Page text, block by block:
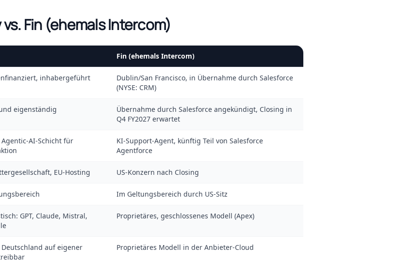
Fin (ehemals Intercom)
Fin (ehemals Intercom)
inhabergeführt
Dublin/San Francisco, in Übernahme durch Salesforce
(NYSE: CRM)
eigenständig
Übernahme durch Salesforce angekündigt, Closing in
Q4 FY2027 erwartet
AI-Schicht für
KI-Support-Agent, künftig Teil von Salesforce
Agentforce
EU-Hosting US-Konzern nach Closing
Im Geltungsbereich durch US-Sitz
GPT, Claude, Mistral,
Proprietäres, geschlossenes Modell (Apex)
auf eigener
Proprietäres Modell in der Anbieter-Cloud